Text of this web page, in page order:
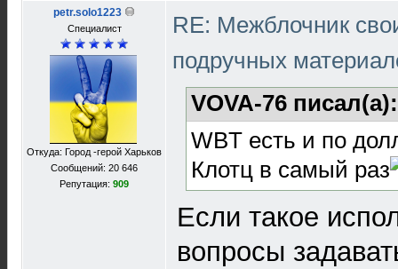
petr.solo1223
Специалист
Откуда: Город -герой Харьков
Сообщений: 20 646
Репутация: 909
RE: Межблочник
подручных
VOVA-76
WBT есть и по
Клотц в самый раз
Если такое
вопросы